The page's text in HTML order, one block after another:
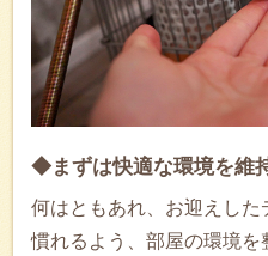
◆まずは快適な環境を維
何はともあれ、お迎えした
慣れるよう、部屋の環境を